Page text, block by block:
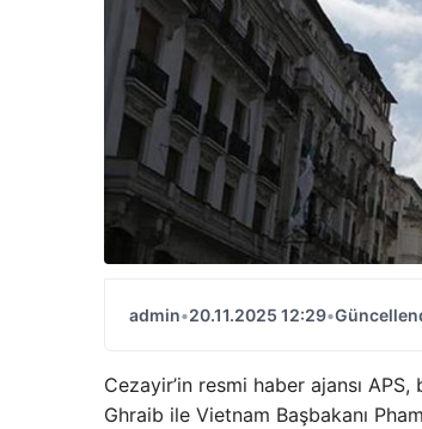
admin•20.11.2025 12:29•
Cezayir’in resmi haber ajansı
Ghraib ile Vietnam Başbakanı